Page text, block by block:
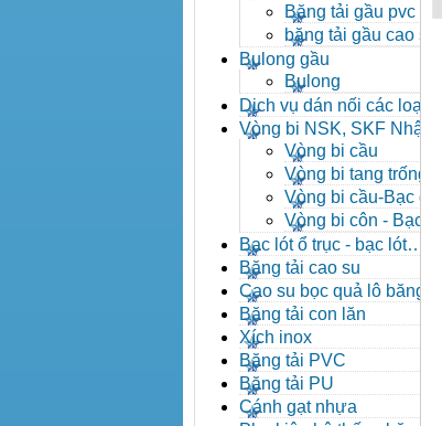
Băng tải gầu pvc
băng tải gầu cao su
Bulong gầu
Bulong
Dịch vụ dán nối các loại
băng tải
Vòng bi NSK, SKF Nhật
Vòng bi cầu
Vòng bi tang trống tự
lựa
Vòng bi cầu-Bạc đạn
cầu
Vòng bi côn - Bạc
đạn côn
Bạc lót ổ trục - bạc lót
nhông
Băng tải cao su
Cao su bọc quả lô băng tải
Băng tải con lăn
Xích inox
Băng tải PVC
Băng tải PU
Cánh gạt nhựa